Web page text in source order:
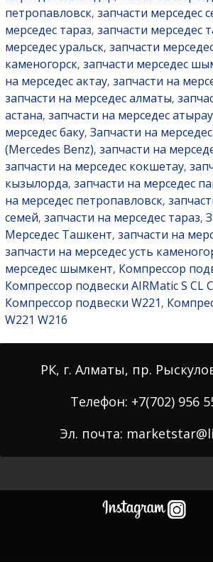
петропавловск, запчасти мерседес
мерседес тараз, запчасти мерседес
мерседес уральск, запчасти
каменогорск, запчасти мерседес
на мерседес актау, запчасти на
запчасти на мерседес алматы,
астана, запчасти на мерседес атырау
мерседес баку, Запчасти на
(Mercedes Benz), запчасти на
запчасти на мерседес кокшетау,
кызылорда, запчасти на мерседес
на мерседес петропавловск,
семей, запчасти на мерседес тараз,
Мерседес Ташкент, запчасти на
запчасти на мерседес усть
мерседес шымкент, Компрессор
Компрессор подвески AIRMatic S CL
Компрессор подвески W221 ,
W221 W216
РК, г. Алматы, пр.
Телефон: +7(702) 956
Эл. почта: